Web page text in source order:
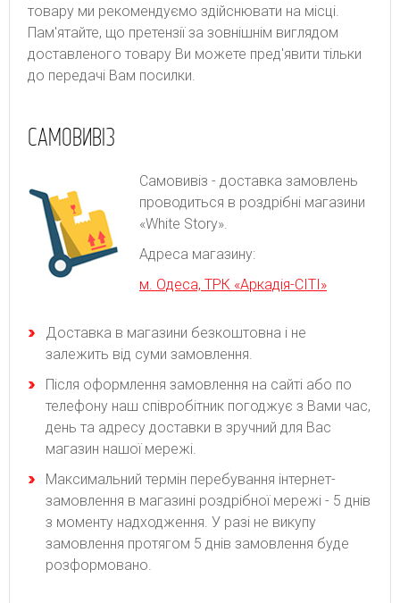
товару ми рекомендуємо здійснювати на місці.
Пам'ятайте, що претензії за зовнішнім виглядом
доставленого товару Ви можете пред'явити тільки
до передачі Вам посилки.
САМОВИВІЗ
Самовивіз - доставка замовлень
проводиться в роздрібні магазини
«White Story».
Адреса магазину:
м. Одеса, ТРК «Аркадія-СІТІ»
Доставка в магазини безкоштовна і не
залежить від суми замовлення.
Після оформлення замовлення на сайті або по
телефону наш співробітник погоджує з Вами час,
день та адресу доставки в зручний для Вас
магазин нашої мережі.
Максимальний термін перебування інтернет-
замовлення в магазині роздрібної мережі - 5 днів
з моменту надходження. У разі не викупу
замовлення протягом 5 днів замовлення буде
розформовано.